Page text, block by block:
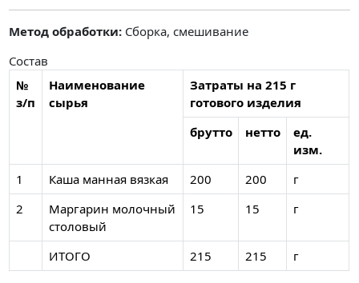
Метод обработки: Сборка, смешивание
Состав
№
з/п
Наименование
сырья
Затраты на 215 г
готового изделия
брутто
нетто
ед.
изм.
1
Каша манная вязкая 200 200
г
2
Маргарин молочный
столовый
15 15 г
ИТОГО 215 215 г